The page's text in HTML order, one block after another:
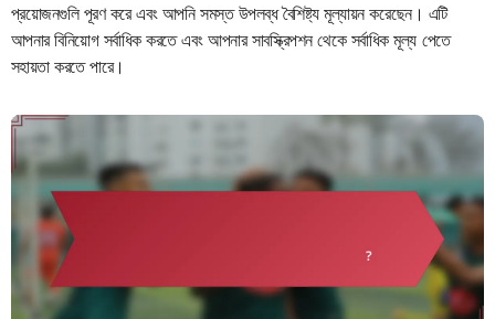
প্রয়োজনগুলি পূরণ করে এবং আপনি সমস্ত উপলব্ধ বৈশিষ্ট্য মূল্যায়ন করেছেন। এটি
আপনার বিনিয়োগ সর্বাধিক করতে এবং আপনার সাবস্ক্রিপশন থেকে সর্বাধিক মূল্য পেতে
সহায়তা করতে পারে।